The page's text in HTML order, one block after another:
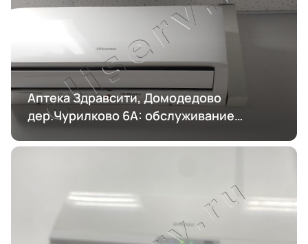
Аптека Здравсити, Домодедово
дер.Чурилково 6А: обслуживание